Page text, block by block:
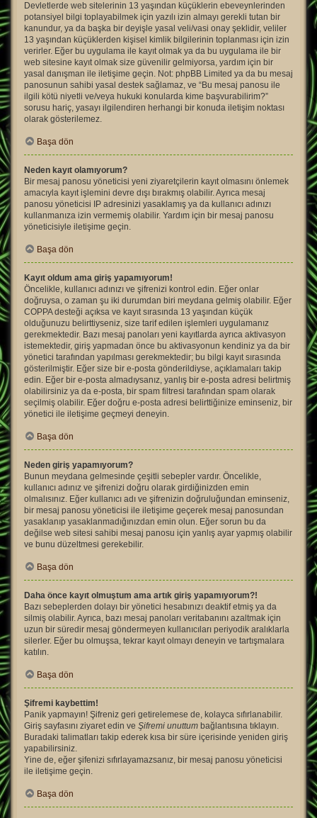
Devletlerde web sitelerinin 13 yaşından küçüklerin ebeveynlerinden
potansiyel bilgi toplayabilmek için yazılı izin almayı gerekli tutan bir
kanundur, ya da başka bir deyişle yasal veli/vasi onay şeklidir, veliler
13 yaşından küçüklerden kişisel kimlik bilgilerinin toplanması için izin
verirler. Eğer bu uygulama ile kayıt olmak ya da bu uygulama ile bir
web sitesine kayıt olmak size güvenilir gelmiyorsa, yardım için bir
yasal danışman ile iletişime geçin. Not: phpBB Limited ya da bu mesaj
panosunun sahibi yasal destek sağlamaz, ve “Bu mesaj panosu ile
ilgili kötü niyetli ve/veya hukuki konularda kime başvurabilirim?”
sorusu hariç, yasayı ilgilendiren herhangi bir konuda iletişim noktası
olarak gösterilemez.
Başa dön
Neden kayıt olamıyorum?
Bir mesaj panosu yöneticisi yeni ziyaretçilerin kayıt olmasını önlemek
amacıyla kayıt işlemini devre dışı bırakmış olabilir. Ayrıca mesaj
panosu yöneticisi IP adresinizi yasaklamış ya da kullanıcı adınızı
kullanmanıza izin vermemiş olabilir. Yardım için bir mesaj panosu
yöneticisiyle iletişime geçin.
Başa dön
Kayıt oldum ama giriş yapamıyorum!
Öncelikle, kullanıcı adınızı ve şifrenizi kontrol edin. Eğer onlar
doğruysa, o zaman şu iki durumdan biri meydana gelmiş olabilir. Eğer
COPPA desteği açıksa ve kayıt sırasında 13 yaşından küçük
olduğunuzu belirttiyseniz, size tarif edilen işlemleri uygulamanız
gerekmektedir. Bazı mesaj panoları yeni kayıtlarda ayrıca aktivasyon
istemektedir, giriş yapmadan önce bu aktivasyonun kendiniz ya da bir
yönetici tarafından yapılması gerekmektedir; bu bilgi kayıt sırasında
gösterilmiştir. Eğer size bir e-posta gönderildiyse, açıklamaları takip
edin. Eğer bir e-posta almadıysanız, yanlış bir e-posta adresi belirtmiş
olabilirsiniz ya da e-posta, bir spam filtresi tarafından spam olarak
seçilmiş olabilir. Eğer doğru e-posta adresi belirttiğinize eminseniz, bir
yönetici ile iletişime geçmeyi deneyin.
Başa dön
Neden giriş yapamıyorum?
Bunun meydana gelmesinde çeşitli sebepler vardır. Öncelikle,
kullanıcı adınız ve şifrenizi doğru olarak girdiğinizden emin
olmalısınız. Eğer kullanıcı adı ve şifrenizin doğruluğundan eminseniz,
bir mesaj panosu yöneticisi ile iletişime geçerek mesaj panosundan
yasaklanıp yasaklanmadığınızdan emin olun. Eğer sorun bu da
değilse web sitesi sahibi mesaj panosu için yanlış ayar yapmış olabilir
ve bunu düzeltmesi gerekebilir.
Başa dön
Daha önce kayıt olmuştum ama artık giriş yapamıyorum?!
Bazı sebeplerden dolayı bir yönetici hesabınızı deaktif etmiş ya da
silmiş olabilir. Ayrıca, bazı mesaj panoları veritabanını azaltmak için
uzun bir süredir mesaj göndermeyen kullanıcıları periyodik aralıklarla
silerler. Eğer bu olmuşsa, tekrar kayıt olmayı deneyin ve tartışmalara
katılın.
Başa dön
Şifremi kaybettim!
Panik yapmayın! Şifreniz geri getirelemese de, kolayca sıfırlanabilir.
Giriş sayfasını ziyaret edin ve Şifremi unuttum bağlantısına tıklayın.
Buradaki talimatları takip ederek kısa bir süre içerisinde yeniden giriş
yapabilirsiniz.
Yine de, eğer şifenizi sıfırlayamazsanız, bir mesaj panosu yöneticisi
ile iletişime geçin.
Başa dön